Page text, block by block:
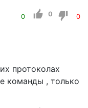
0 0 0
протоколах
команды , только